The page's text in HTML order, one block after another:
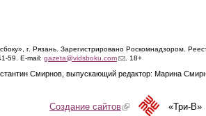
г. Рязань. Зарегистрировано Роскомнадзором.
59. E-mail: gazeta@vidsboku.com(link sends e-mail)
. 18+
Смирнов, выпускающий редактор: Марина
Создание сайтов(link is external)«Три-В»